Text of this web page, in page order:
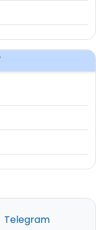
Telegram